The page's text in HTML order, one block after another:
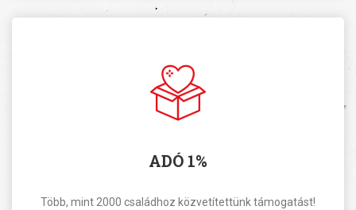
ADÓ 1%
Több, mint 2000 családhoz közvetítettünk támogatást!